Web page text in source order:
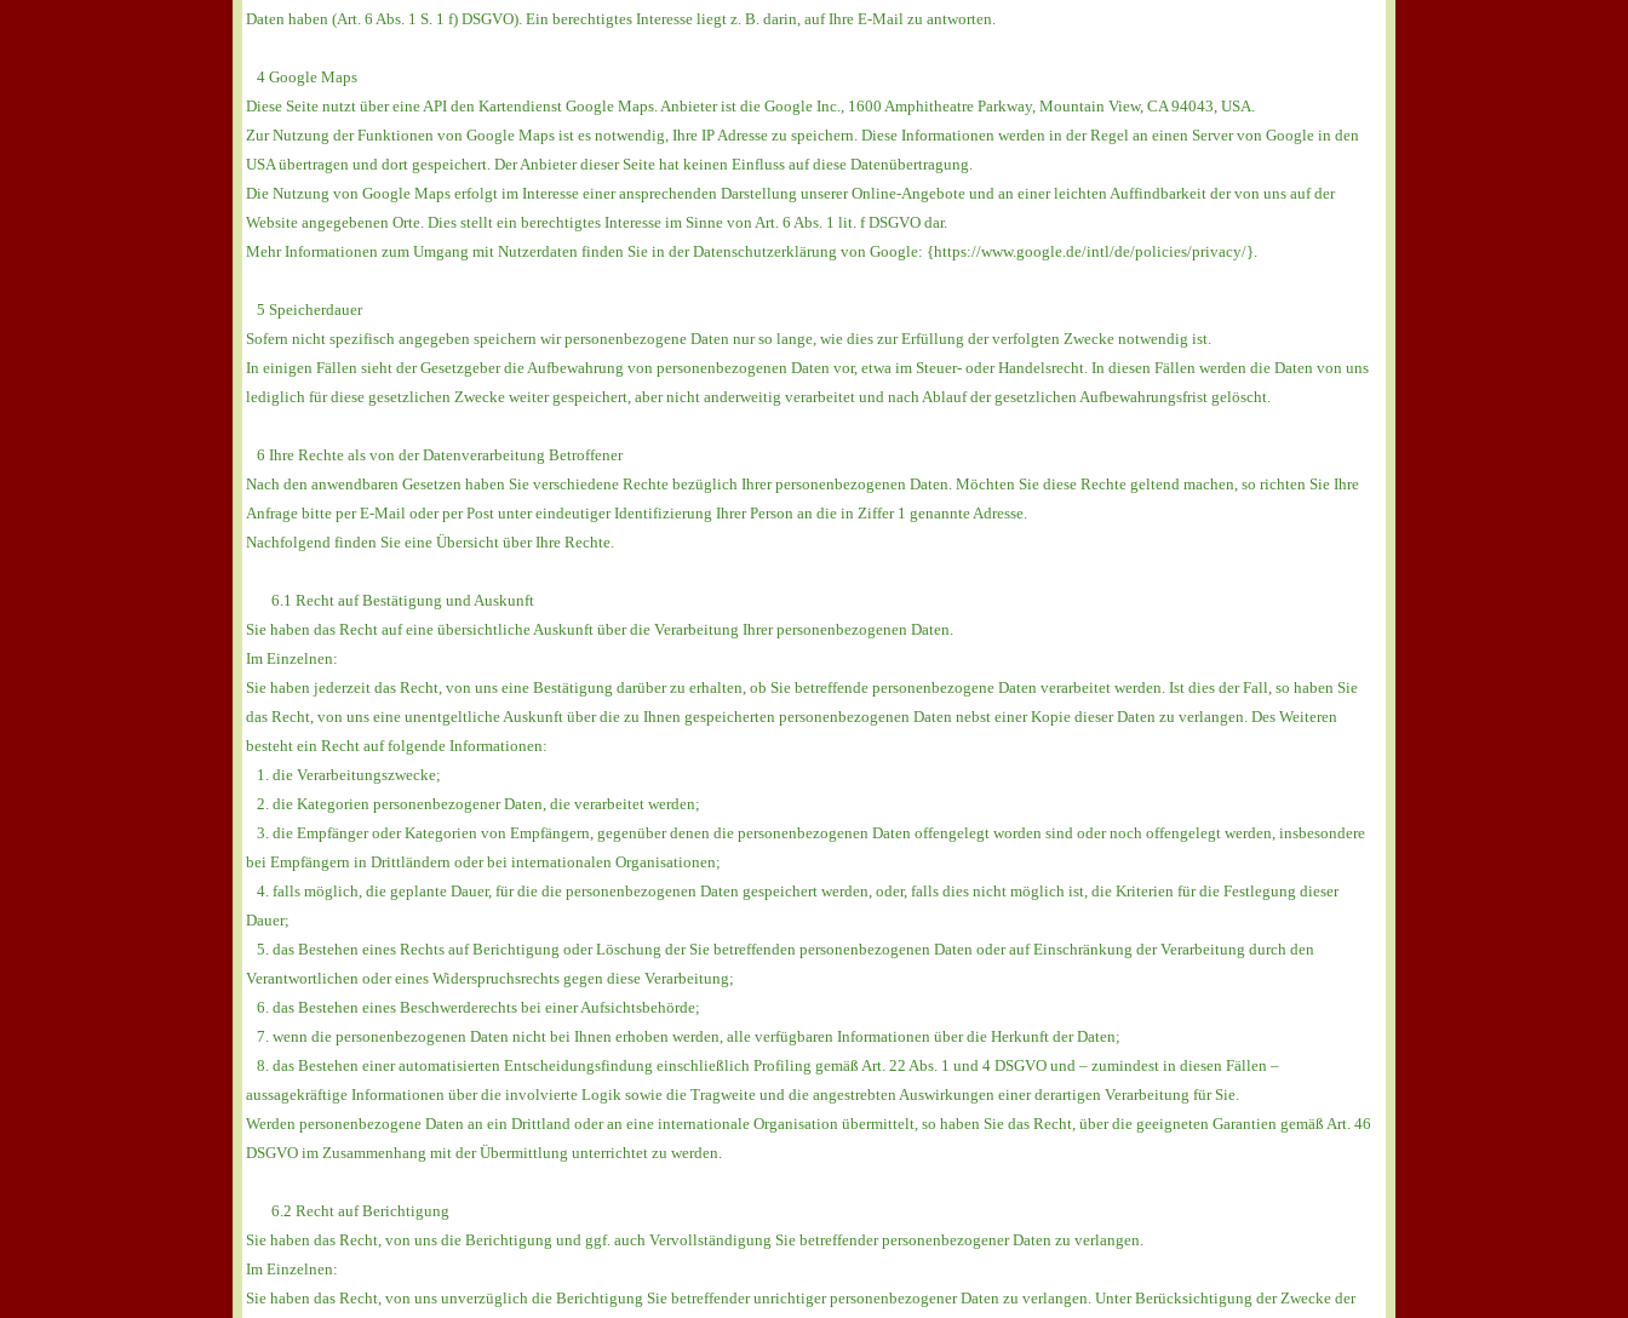
Daten haben (Art. 6 Abs. 1 S. 1 f) DSGVO). Ein berechtigtes Interesse liegt z. B. darin, auf Ihre E-Mail zu antworten.
4 Google Maps
Diese Seite nutzt über eine API den Kartendienst Google Maps. Anbieter ist die Google Inc., 1600 Amphitheatre Parkway, Mountain View, CA 94043, USA.
Zur Nutzung der Funktionen von Google Maps ist es notwendig, Ihre IP Adresse zu speichern. Diese Informationen werden in der Regel an einen Server von Google in den
USA übertragen und dort gespeichert. Der Anbieter dieser Seite hat keinen Einfluss auf diese Datenübertragung.
Die Nutzung von Google Maps erfolgt im Interesse einer ansprechenden Darstellung unserer Online-Angebote und an einer leichten Auffindbarkeit der von uns auf der
Website angegebenen Orte. Dies stellt ein berechtigtes Interesse im Sinne von Art. 6 Abs. 1 lit. f DSGVO dar.
Mehr Informationen zum Umgang mit Nutzerdaten finden Sie in der Datenschutzerklärung von Google: {https://www.google.de/intl/de/policies/privacy/}.
5 Speicherdauer
Sofern nicht spezifisch angegeben speichern wir personenbezogene Daten nur so lange, wie dies zur Erfüllung der verfolgten Zwecke notwendig ist.
In einigen Fällen sieht der Gesetzgeber die Aufbewahrung von personenbezogenen Daten vor, etwa im Steuer- oder Handelsrecht. In diesen Fällen werden die Daten von uns
lediglich für diese gesetzlichen Zwecke weiter gespeichert, aber nicht anderweitig verarbeitet und nach Ablauf der gesetzlichen Aufbewahrungsfrist gelöscht.
6 Ihre Rechte als von der Datenverarbeitung Betroffener
Nach den anwendbaren Gesetzen haben Sie verschiedene Rechte bezüglich Ihrer personenbezogenen Daten. Möchten Sie diese Rechte geltend machen, so richten Sie Ihre
Anfrage bitte per E-Mail oder per Post unter eindeutiger Identifizierung Ihrer Person an die in Ziffer 1 genannte Adresse.
Nachfolgend finden Sie eine Übersicht über Ihre Rechte.
6.1 Recht auf Bestätigung und Auskunft
Sie haben das Recht auf eine übersichtliche Auskunft über die Verarbeitung Ihrer personenbezogenen Daten.
Im Einzelnen:
Sie haben jederzeit das Recht, von uns eine Bestätigung darüber zu erhalten, ob Sie betreffende personenbezogene Daten verarbeitet werden. Ist dies der Fall, so haben Sie
das Recht, von uns eine unentgeltliche Auskunft über die zu Ihnen gespeicherten personenbezogenen Daten nebst einer Kopie dieser Daten zu verlangen. Des Weiteren
besteht ein Recht auf folgende Informationen:
1. die Verarbeitungszwecke;
2. die Kategorien personenbezogener Daten, die verarbeitet werden;
3. die Empfänger oder Kategorien von Empfängern, gegenüber denen die personenbezogenen Daten offengelegt worden sind oder noch offengelegt werden, insbesondere
bei Empfängern in Drittländern oder bei internationalen Organisationen;
4. falls möglich, die geplante Dauer, für die die personenbezogenen Daten gespeichert werden, oder, falls dies nicht möglich ist, die Kriterien für die Festlegung dieser
Dauer;
5. das Bestehen eines Rechts auf Berichtigung oder Löschung der Sie betreffenden personenbezogenen Daten oder auf Einschränkung der Verarbeitung durch den
Verantwortlichen oder eines Widerspruchsrechts gegen diese Verarbeitung;
6. das Bestehen eines Beschwerderechts bei einer Aufsichtsbehörde;
7. wenn die personenbezogenen Daten nicht bei Ihnen erhoben werden, alle verfügbaren Informationen über die Herkunft der Daten;
8. das Bestehen einer automatisierten Entscheidungsfindung einschließlich Profiling gemäß Art. 22 Abs. 1 und 4 DSGVO und – zumindest in diesen Fällen –
aussagekräftige Informationen über die involvierte Logik sowie die Tragweite und die angestrebten Auswirkungen einer derartigen Verarbeitung für Sie.
Werden personenbezogene Daten an ein Drittland oder an eine internationale Organisation übermittelt, so haben Sie das Recht, über die geeigneten Garantien gemäß Art. 46
DSGVO im Zusammenhang mit der Übermittlung unterrichtet zu werden.
6.2 Recht auf Berichtigung
Sie haben das Recht, von uns die Berichtigung und ggf. auch Vervollständigung Sie betreffender personenbezogener Daten zu verlangen.
Im Einzelnen:
Sie haben das Recht, von uns unverzüglich die Berichtigung Sie betreffender unrichtiger personenbezogener Daten zu verlangen. Unter Berücksichtigung der Zwecke der